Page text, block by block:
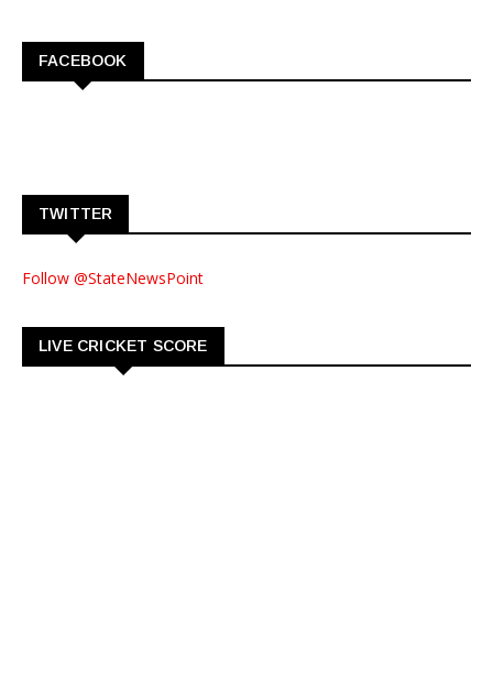
FACEBOOK
TWITTER
Follow @StateNewsPoint
LIVE CRICKET SCORE